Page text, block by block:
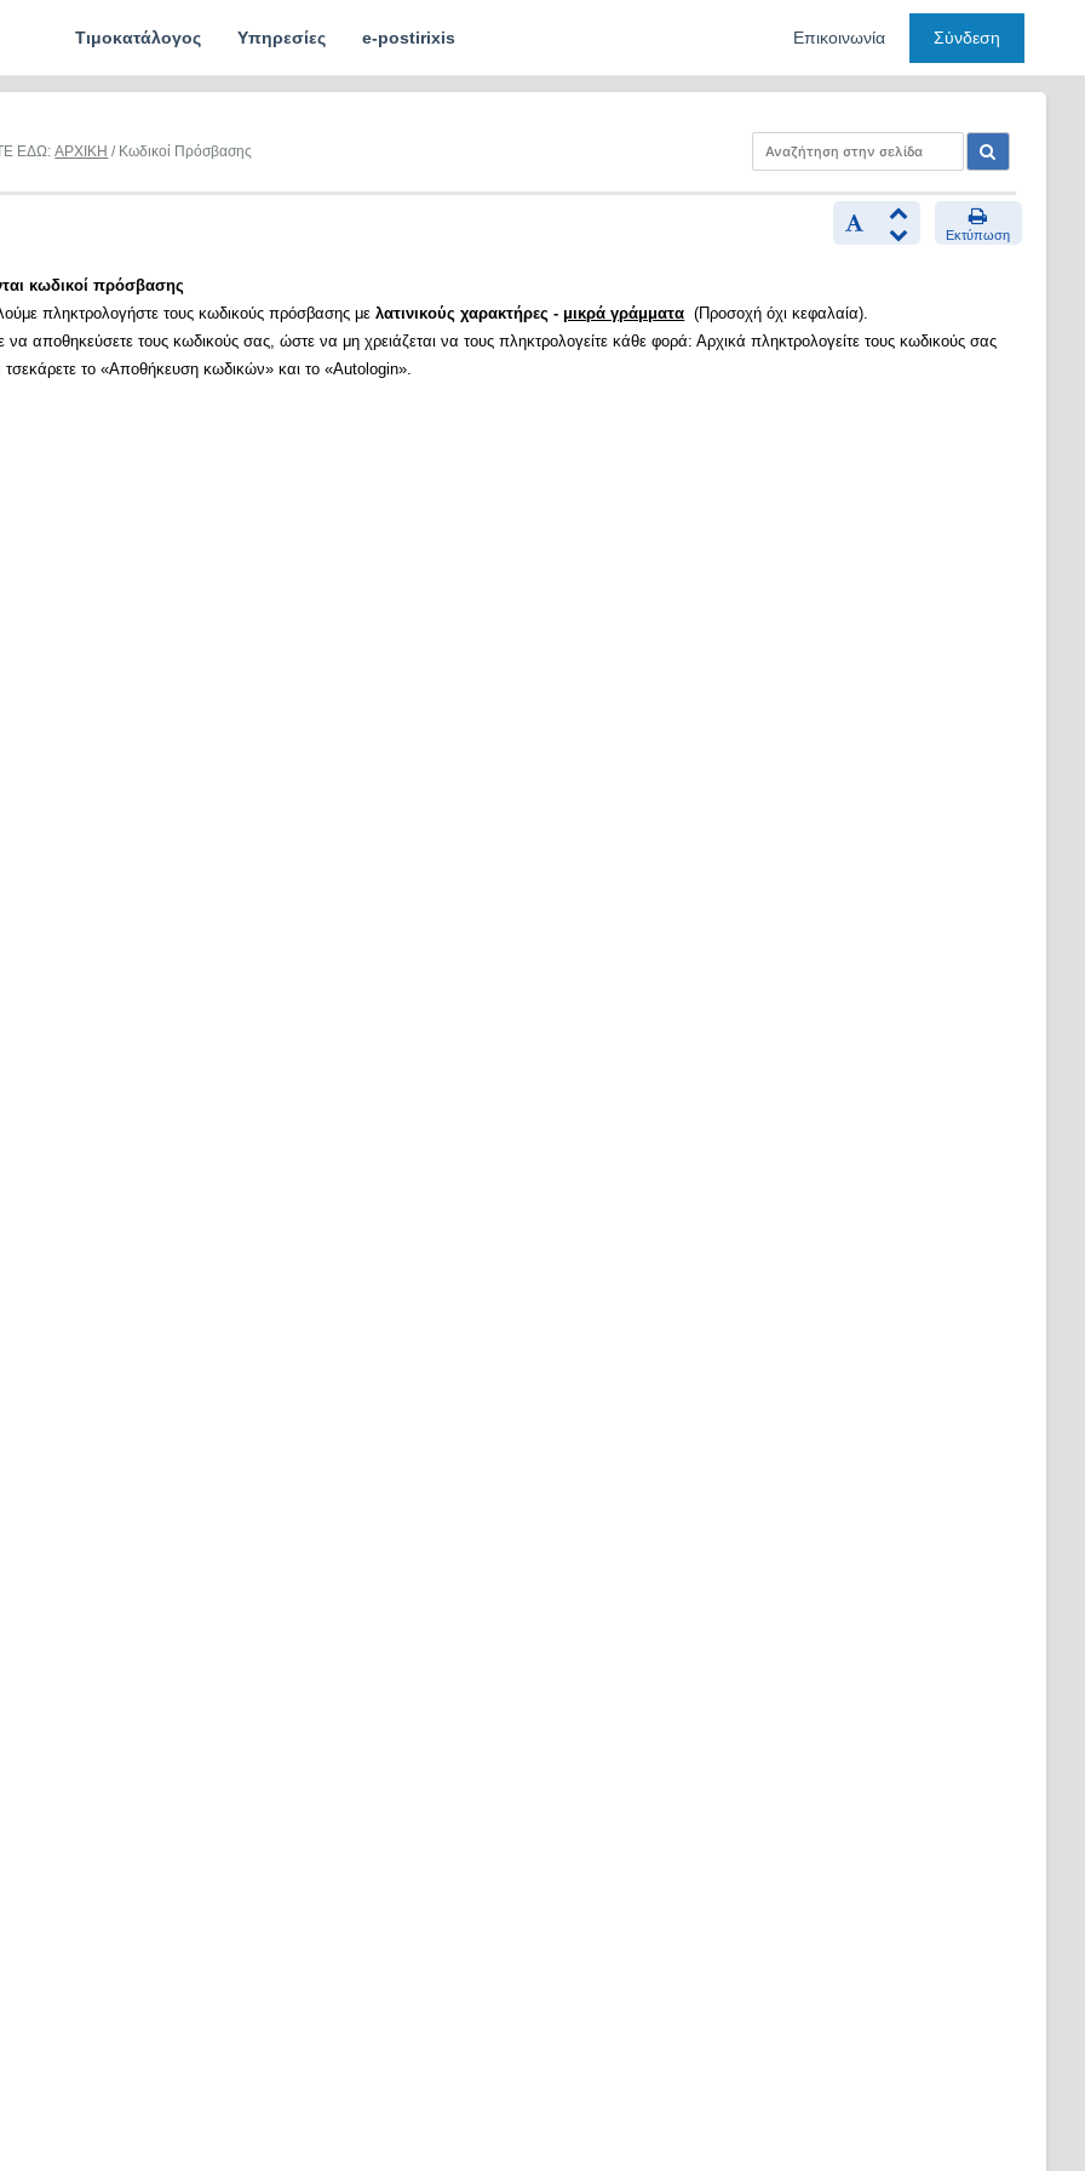
Τιμοκατάλογος Υπηρεσίες e-postirixis Επικοινωνία Σύνδεση
ΕΔΩ:ΑΡΧΙΚΗ / Κωδικοί Πρόσβασης
Εκτύπωση
κωδικοί πρόσβασης
πληκτρολογήστε τους κωδικούς πρόσβασης μελατινικούς χαρακτήρες - μικρά γράμματα (Προσοχή όχι κεφαλαία).
να αποθηκεύσετε τους κωδικούς σας, ώστε να μη χρειάζεται να τους πληκτρολογείτε κάθε φορά: Αρχικά πληκτρολογείτε τους κωδικούς σας
τσεκάρετε το «Αποθήκευση κωδικών» και το «Autologin».